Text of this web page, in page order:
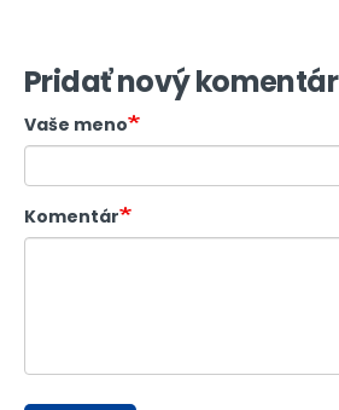
Pridať nový komentár
Vaše meno
Komentár